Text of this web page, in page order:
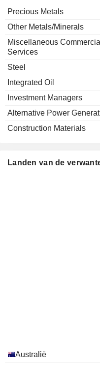
Precious Metals
Other Metals/Minerals
Miscellaneous Commercial
Services
Steel
Integrated Oil
Investment Managers
Alternative Power
Construction Materials
Landen van de
Australië